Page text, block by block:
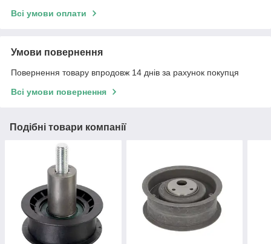
Всі умови оплати
Умови повернення
Повернення товару впродовж 14 днів за рахунок покупця
Всі умови повернення
Подібні товари компанії